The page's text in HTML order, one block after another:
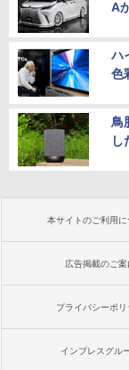
A
ハ
色
鳥
し
本サイトのご利用に
広告掲載のご案
プライバシーポリ
インプレスグル